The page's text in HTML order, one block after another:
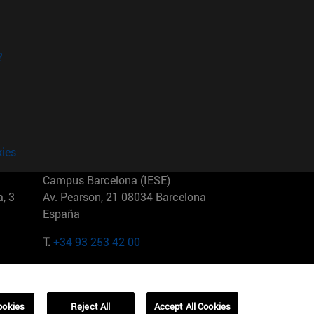
3
Campus Barcelona (IESE)
Av. Pearson, 21 08034 Barcelona
España
T.+34 93 253 42 00
01321001 Bela Vista Brasil
Reject All Accept All Cookies